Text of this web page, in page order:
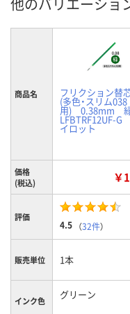
商品名 フリクション替
(多色・スリム038
用) 0.38mm
LFBTRF12UF-
イロット
価格
(税込)
￥
評価
4.5 （32件）
販売単位 1本
インク色 グリーン